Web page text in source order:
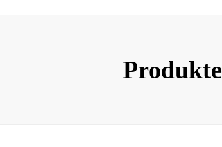
FÜR MUND, HALS
Produkte